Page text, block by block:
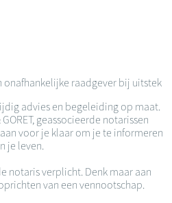
raadgever bij uitstek
advies en begeleiding op maat.
geassocieerde notarissen
voor je klaar om je te informeren
je leven.
notaris verplicht. Denk maar aan
van een vennootschap.